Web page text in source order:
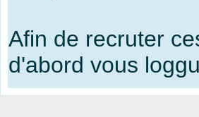
Afin de recruter
d'abord vous